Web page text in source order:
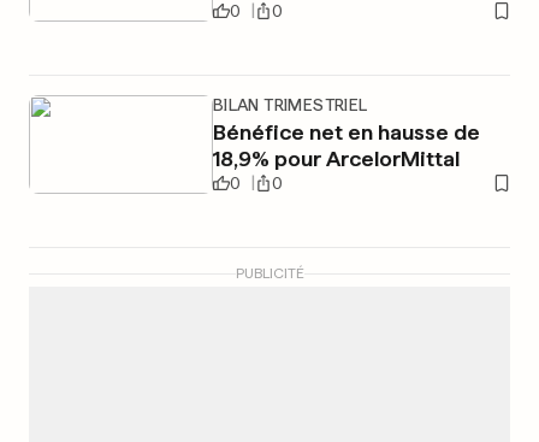
0 0
BILAN TRIMESTRIEL
Bénéfice net en hausse de
18,9% pour ArcelorMittal
0 0
PUBLICITÉ